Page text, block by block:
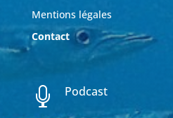
Mentions légales
Contact
 Podcast